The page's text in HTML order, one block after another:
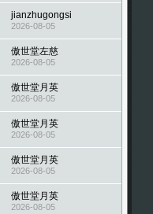
jianzhugongsi
2026-08-05
傲世堂左慈
2026-08-05
傲世堂月英
2026-08-05
傲世堂月英
2026-08-05
傲世堂月英
2026-08-05
傲世堂月英
2026-08-05